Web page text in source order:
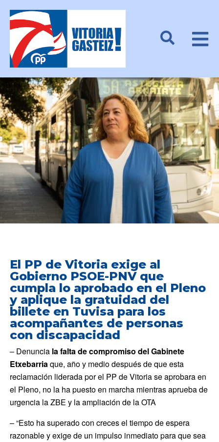
El PP de Vitoria exige al
Gobierno PSOE-PNV que
cumpla lo aprobado en el Pleno
y aplique la gratuidad del
billete en Tuvisa para los
acompañantes de personas
con discapacidad
– Denuncia la falta de compromiso del Gabinete
Etxebarriaque, año y medio después de que esta
reclamación liderada por el PP de Vitoria se aprobara en
el Pleno, no la ha puesto en marcha mientras aprueba de
urgencia la ZBE y la ampliación de la OTA
– “Esto ha superado con creces el tiempo de espera
razonable y exige de un impulso inmediato para que sea